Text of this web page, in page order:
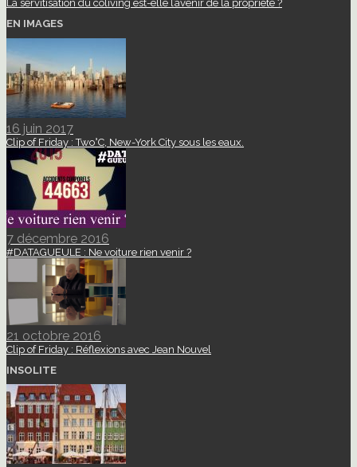
La servitisation du coliving est-elle l’avenir de la propriété ?
EN IMAGES
16 juin 2017
Clip of Friday : Two°C, New-York City sous les eaux.
7 décembre 2016
#DATAGUEULE : Ne voiture rien venir ?
21 octobre 2016
Clip of Friday : Réflexions avec Jean Nouvel
INSOLITE